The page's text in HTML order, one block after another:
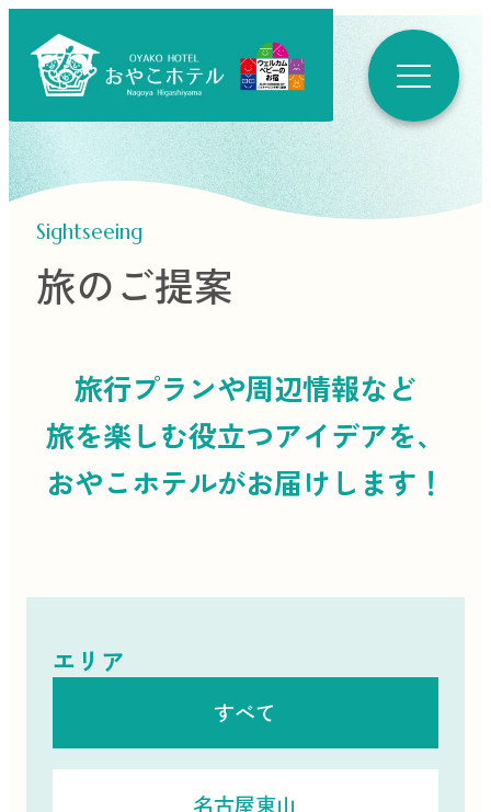
Sightseeing
旅のご提案
旅行プランや周辺情報など
旅を楽しむ役立つアイデアを、
おやこホテルがお届けします！
エリア
すべて
名古屋東山